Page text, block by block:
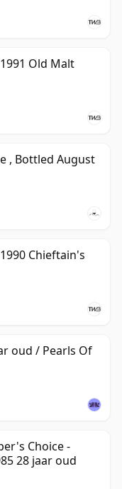
Old Malt
, Bottled August
Chieftain's
oud / Pearls Of
Choice -
28 jaar oud